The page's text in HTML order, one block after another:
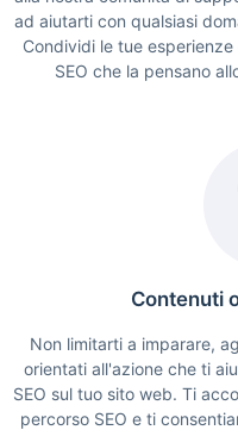
ad aiutarti con qualsiasi
Condividi le tue
SEO che la pensano
Contenuti
Non limitarti a imparare,
orientati all'azione che ti
SEO sul tuo sito web. Ti
percorso SEO e ti